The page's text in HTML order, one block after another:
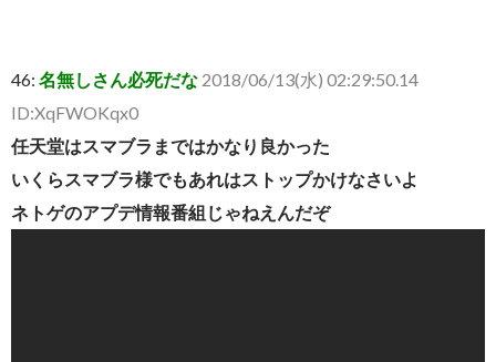
46: 名無しさん必死だな 2018/06/13(水) 02:29:50.14
ID:XqFWOKqx0
任天堂はスマブラまではかなり良かった
いくらスマブラ様でもあれはストップかけなさいよ
ネトゲのアプデ情報番組じゃねえんだぞ